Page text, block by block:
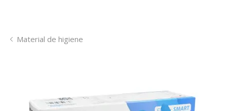
Material de higiene